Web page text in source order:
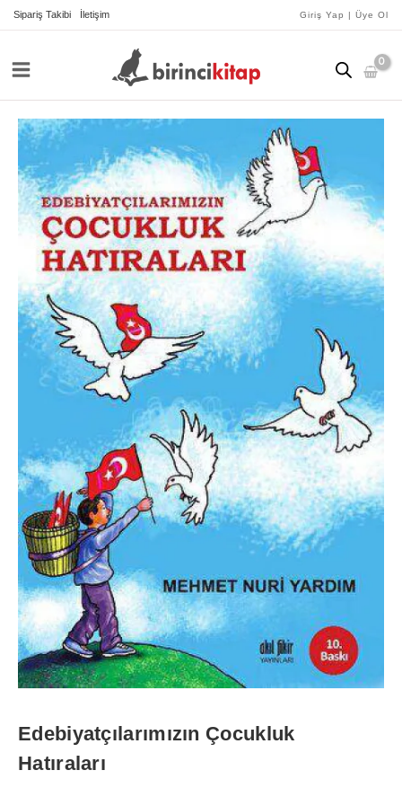
İçeriğe
Sipariş Takibi İletişim Giriş Yap | Üye Ol
Edebiyatçılarımızın Çocukluk
Hatıraları
Edebiyatçılarımızın
Çocukluk
Hatıraları
adet